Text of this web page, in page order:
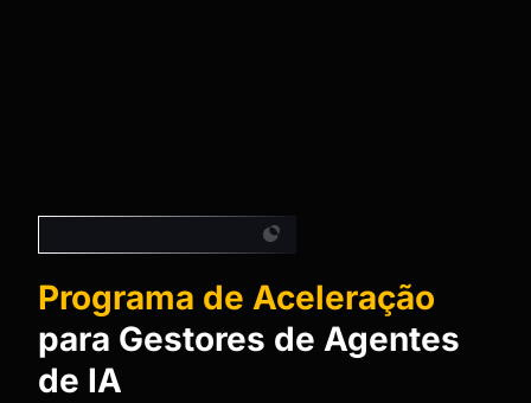
Programa de Aceleração
para Gestores de Agentes
de IA